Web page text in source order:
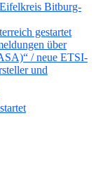
Bitburg-
gestartet
über
/ neue ETSI-
und